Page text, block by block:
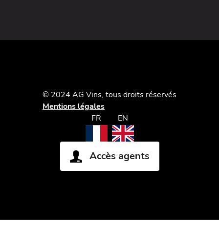
© 2024 AG Vins, tous droits réservés
Mentions légales
FR
EN
Accès agents